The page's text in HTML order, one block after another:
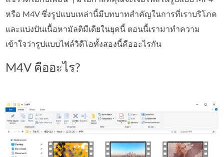
หรือ M4V ซึ่งรูปแบบเหล่านี้มีบทบาทสำคัญในการที่เราบริโภค
และแบ่งปันเนื้อหามัลติมีเดียในยุคนี้ ตอนนี้เรามาทำความ
เข้าใจว่ารูปแบบไฟล์วิดีโอทั้งสองนี้คืออะไรกัน
M4V คืออะไร?